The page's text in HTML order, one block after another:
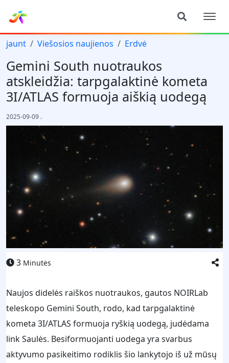
jaunt Viešosios naujienos Erdvė
Gemini South nuotraukos
atskleidžia: tarpgalaktinė kometa
3I/ATLAS formuoja aiškią uodegą
2025-09-09 .
3 Minutės
Naujos didelės raiškos nuotraukos, gautos NOIRLab
teleskopo Gemini South, rodo, kad tarpgalaktinė
kometa 3I/ATLAS formuoja ryškią uodegą, judėdama
link Saulės. Besiformuojanti uodega yra svarbus
aktyvumo pasikeitimo rodiklis šio lankytojo iš už mūsų